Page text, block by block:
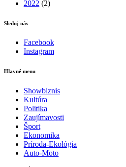
2022 (2)
Sleduj nás
Facebook
Instagram
Hlavné menu
Showbiznis
Kultúra
Politika
Zaujímavosti
Šport
Ekonomika
Príroda-Ekológia
Auto-Moto